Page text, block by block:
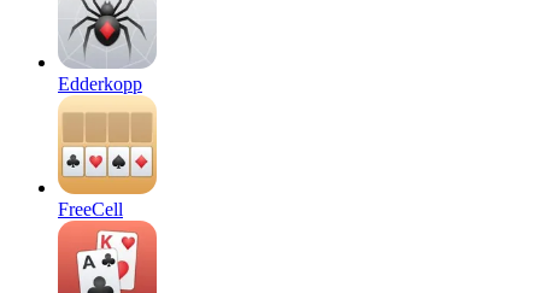
Edderkopp
FreeCell